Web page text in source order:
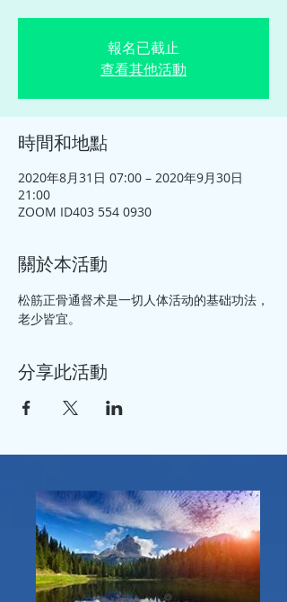
報名已截止
查看其他活動
時間和地點
2020年8月31日 07:00 – 2020年9月30日
21:00
ZOOM ID403 554 0930
關於本活動
松筋正骨通督术是一切人体活动的基础功法，
老少皆宜。
分享此活動